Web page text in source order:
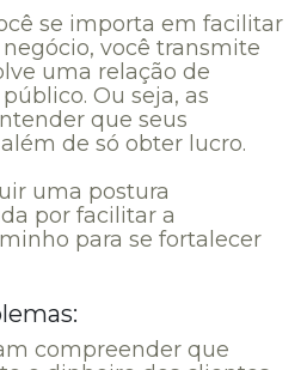
se importa em facilitar
você transmite
uma relação de
Ou seja, as
que seus
de só obter lucro.
uma postura
por facilitar a
para se fortalecer
compreender que